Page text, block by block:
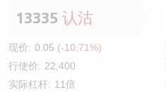
13335 认沽
现价: 0.05 (-10.71%)
行使价: 22,400
实际杠杆: 11倍